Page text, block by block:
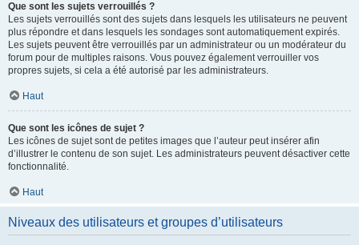
Que sont les sujets verrouillés ?
Les sujets verrouillés sont des sujets dans lesquels les utilisateurs ne peuvent
plus répondre et dans lesquels les sondages sont automatiquement expirés.
Les sujets peuvent être verrouillés par un administrateur ou un modérateur du
forum pour de multiples raisons. Vous pouvez également verrouiller vos
propres sujets, si cela a été autorisé par les administrateurs.
Haut
Que sont les icônes de sujet ?
Les icônes de sujet sont de petites images que l’auteur peut insérer afin
d’illustrer le contenu de son sujet. Les administrateurs peuvent désactiver cette
fonctionnalité.
Haut
Niveaux des utilisateurs et groupes d’utilisateurs